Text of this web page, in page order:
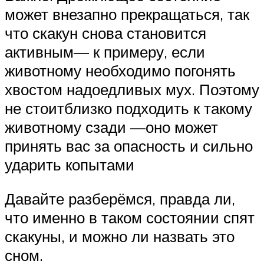
может внезапно прекращаться, так
что скакун снова становится
активным— к примеру, если
животному необходимо погонять
хвостом надоедливых мух. Поэтому
не стоитблизко подходить к такому
животному сзади —оно может
принять вас за опасность и сильно
ударить копытами
Давайте разберёмся, правда ли,
что именно в таком состоянии спят
скакуны, и можно ли назвать это
сном.